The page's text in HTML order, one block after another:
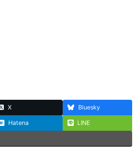
X Bluesky
Hatena LINE